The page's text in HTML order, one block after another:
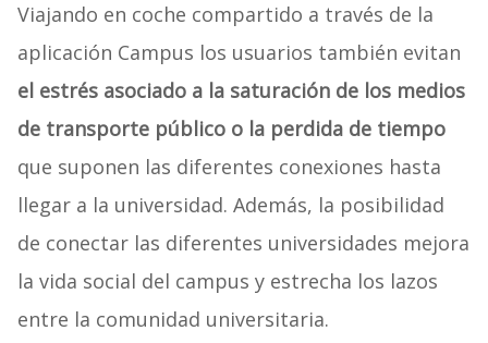
Viajando en coche compartido a través de la
aplicación Campus los usuarios también evitan
el estrés asociado a la saturación de los medios
de transporte público o la perdida de tiempo
que suponen las diferentes conexiones hasta
llegar a la universidad. Además, la posibilidad
de conectar las diferentes universidades mejora
la vida social del campus y estrecha los lazos
entre la comunidad universitaria.